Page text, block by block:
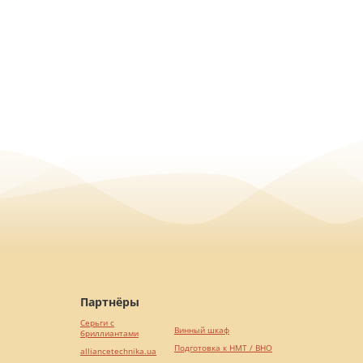
Партнёры
Серьги с
бриллиантами
alliancetechnika.ua
Винный шкаф
Подготовка к НМТ / ВНО